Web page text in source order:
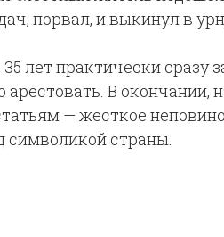
порвал, и выкинул в
35 лет практически
арестовать. В окончании,
— жесткое
символикой страны.